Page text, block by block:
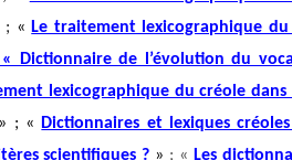
; «Le traitement lexicographique
Dictionnaire de l’évolution du
lexicographique du créole
» ; «Dictionnaires et lexiques
scientifiques ? » ; « Les